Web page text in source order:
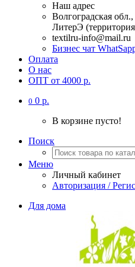
Наш адрес
Волгоградская
ЛитерЭ
textilru-info@mail.ru
Бизнес чат
Оплата
О нас
ОПТ от 4000 р.
0 0 р.
В корзине пусто!
Поиск
Меню
Личный кабинет
Авторизация /
Для дома